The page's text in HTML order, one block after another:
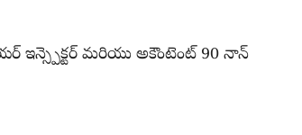
ఇన్స్పెక్టర్ మరియు అకౌంటెంట్ 90 నాన్